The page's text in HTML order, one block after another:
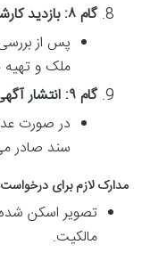
گام ۸: بازدید کارشناسان ثبت از محل ملک:
پس از
ملک و تهیه
گام ۹: انتشار آگهی در روزنامه ها و صدور سند:
در صورت
سند صادر
مدارک لازم برای
تصویر اسکن شده
مالکیت.